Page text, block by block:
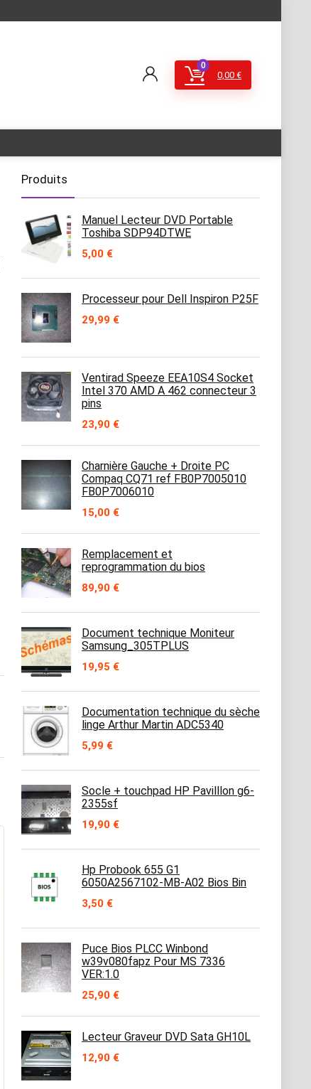
0
0,00 €
Produits
Manuel Lecteur DVD Portable
Toshiba SDP94DTWE
5,00 €
Processeur pour Dell Inspiron P25F
29,99 €
Ventirad Speeze EEA10S4 Socket
Intel 370 AMD A 462 connecteur 3
pins
23,90 €
Charnière Gauche + Droite PC
Compaq CQ71 ref FB0P7005010
FB0P7006010
15,00 €
Remplacement et
reprogrammation du bios
89,90 €
Document technique Moniteur
Samsung_305TPLUS
19,95 €
Documentation technique du sèche
linge Arthur Martin ADC5340
5,99 €
Socle + touchpad HP Pavilllon g6-
2355sf
19,90 €
Hp Probook 655 G1
6050A2567102-MB-A02 Bios Bin
3,50 €
Puce Bios PLCC Winbond
w39v080fapz Pour MS 7336
VER:1.0
25,90 €
Lecteur Graveur DVD Sata GH10L
12,90 €